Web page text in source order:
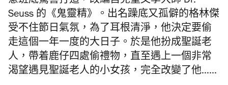
Seuss 的《鬼靈精》。出名躁底又孤僻的格林傑
受不住節日氣氛，為了耳根清淨，他決定要偷
走這個一年一度的大日子。於是他扮成聖誕老
人，帶着鹿仔四處偷禮物，直至遇上一個非常
渴望遇見聖誕老人的小女孩，完全改變了他……